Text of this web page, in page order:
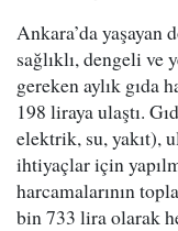
Ankara’da yaşayan
sağlıklı, dengeli ve
gereken aylık gıda
198 liraya ulaştı.
elektrik, su, yakıt),
ihtiyaçlar için
harcamalarının
bin 733 lira olarak